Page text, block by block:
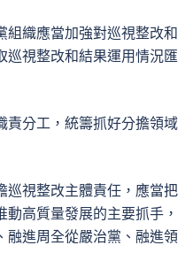
織應當加強對巡視整改和
巡視整改和結果運用情況匯
責分工，統籌抓好分擔領域
視整改主體責任，應當把
高質量發展的主要抓手，
融進周全從嚴治黨、融進領